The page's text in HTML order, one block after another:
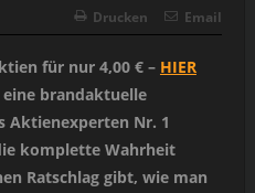
Drucken Email
für nur 4,00 € – HIER
brandaktuelle
Aktienexperten Nr. 1
komplette Wahrheit
Ratschlag gibt, wie man